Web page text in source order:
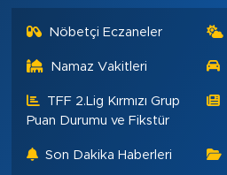
Nöbetçi Eczaneler
Namaz Vakitleri
TFF 2.Lig Kırmızı Grup
Puan Durumu ve Fikstür
Son Dakika Haberleri